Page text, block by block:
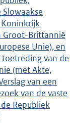
Koninkrijk
Groot-Brittannië
Unie), en
van de
(met Akte,
van een
van de vaste
Republiek